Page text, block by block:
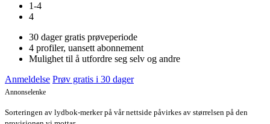
1-4
4
30 dager gratis prøveperiode
4 profiler, uansett abonnement
Mulighet til å utfordre seg selv og andre
Anmeldelse Prøv gratis i 30 dager
Annonselenke
Sorteringen av lydbok-merker på vår nettside påvirkes av størrelsen på den